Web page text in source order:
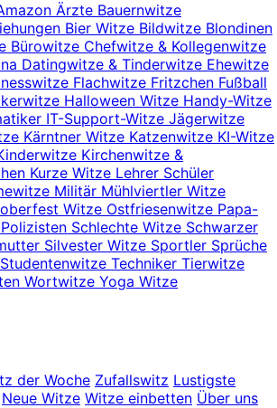
Ärzte Bauernwitze
Bier Witze Bildwitze Blondinen
Bürowitze Chefwitze & Kollegenwitze
Datingwitze & Tinderwitze Ehewitze
Flachwitze Fritzchen Fußball
Halloween Witze Handy-Witze
IT-Support-Witze Jägerwitze
Kärntner Witze Katzenwitze KI-Witze
Kirchenwitze &
Kurze Witze Lehrer Schüler
Militär Mühlviertler Witze
Witze Ostfriesenwitze Papa-
Polizisten Schlechte Witze Schwarzer
Silvester Witze Sportler Sprüche
Studentenwitze Techniker Tierwitze
Wortwitze Yoga Witze
der Woche Zufallswitz Lustigste
Neue Witze Witze einbetten Über uns